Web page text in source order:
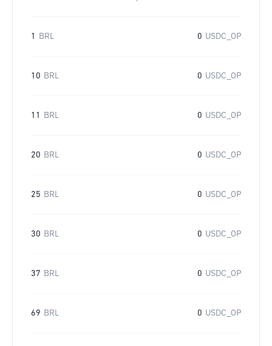
1 BRL 0 USDC_OP
10 BRL 0 USDC_OP
11 BRL 0 USDC_OP
20 BRL 0 USDC_OP
25 BRL 0 USDC_OP
30 BRL 0 USDC_OP
37 BRL 0 USDC_OP
69 BRL 0 USDC_OP